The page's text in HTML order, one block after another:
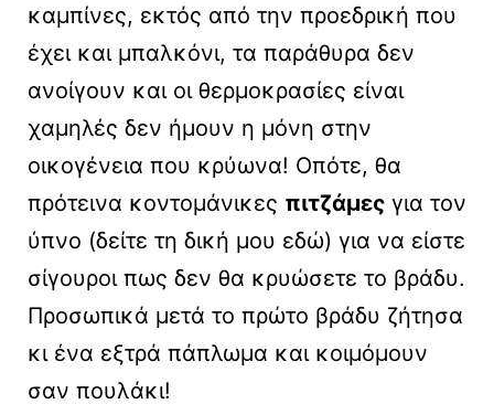
καμπίνες, εκτός από την προεδρική που
έχει και μπαλκόνι, τα παράθυρα δεν
ανοίγουν και οι θερμοκρασίες είναι
χαμηλές δεν ήμουν η μόνη στην
οικογένεια που κρύωνα! Οπότε, θα
πρότεινα κοντομάνικες πιτζάμες για τον
ύπνο (δείτε τη δική μου εδώ) για να είστε
σίγουροι πως δεν θα κρυώσετε το βράδυ.
Προσωπικά μετά το πρώτο βράδυ ζήτησα
κι ένα εξτρά πάπλωμα και κοιμόμουν
σαν πουλάκι!